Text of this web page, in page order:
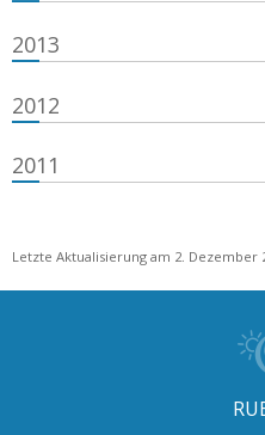
2013
2012
2011
Letzte Aktualisierung am 2. Dezember